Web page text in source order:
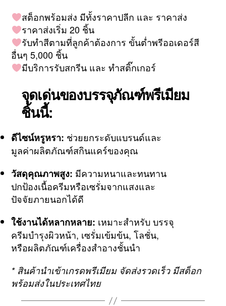
สต็อกพร้อมส่ง มีทั้งราคาปลีก และ ราคาส่ง
ราคาส่งเริ่ม 20 ชิ้น
รับทำสีตามที่ลูกค้าต้องการ ขั้นต่ำพรีออเดอร์สี
อื่นๆ 5,000 ชิ้น
มีบริการรับสกรีน และ ทำสติ๊กเกอร์
จุดเด่นของบรรจุภัณฑ์พรีเมียม
ชิ้นนี้:
ดีไซน์หรูหรา: ช่วยยกระดับแบรนด์และ
มูลค่าผลิตภัณฑ์สกินแคร์ของคุณ
วัสดุคุณภาพสูง: มีความหนาและทนทาน
ปกป้องเนื้อครีมหรือเซรั่มจากแสงและ
ปัจจัยภายนอกได้ดี
ใช้งานได้หลากหลาย: เหมาะสำหรับ บรรจุ
ครีมบำรุงผิวหน้า, เซรั่มเข้มข้น, โลชั่น,
หรือผลิตภัณฑ์เครื่องสำอางชั้นนำ
* สินค้านำเข้าเกรดพรีเมียม จัดส่งรวดเร็ว มีสต็อก
พร้อมส่งในประเทศไทย